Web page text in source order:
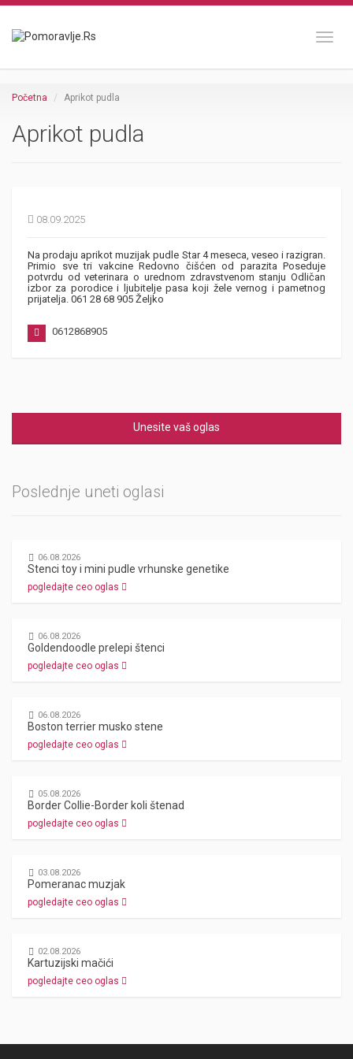
Početna Aprikot pudla
Aprikot pudla
08.09.2025
Na prodaju aprikot muzijak pudle Star 4 meseca, veseo i razigran.
Primio sve tri vakcine Redovno čišćen od parazita Poseduje
potvrdu od veterinara o urednom zdravstvenom stanju Odličan
izbor za porodice i ljubitelje pasa koji žele vernog i pametnog
prijatelja. 061 28 68 905 Željko
0612868905
Unesite vaš oglas
Poslednje uneti oglasi
06.08.2026
Stenci toy i mini pudle vrhunske genetike
pogledajte ceo oglas
06.08.2026
Goldendoodle prelepi štenci
pogledajte ceo oglas
06.08.2026
Boston terrier musko stene
pogledajte ceo oglas
05.08.2026
Border Collie-Border koli štenad
pogledajte ceo oglas
03.08.2026
Pomeranac muzjak
pogledajte ceo oglas
02.08.2026
Kartuzijski mačići
pogledajte ceo oglas